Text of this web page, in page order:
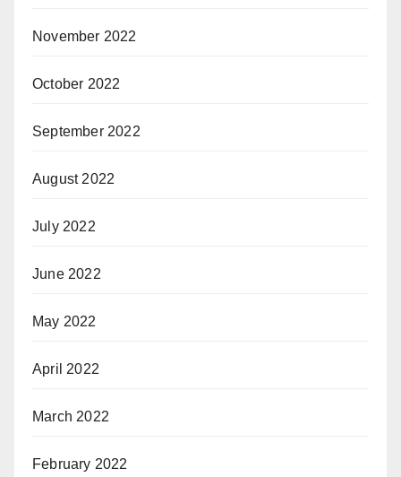
November 2022
October 2022
September 2022
August 2022
July 2022
June 2022
May 2022
April 2022
March 2022
February 2022